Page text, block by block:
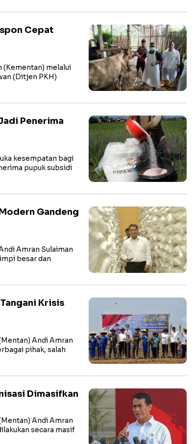
Cepat
(Kementan) melalui
(Ditjen PKH)
Penerima
kesempatan bagi
pupuk subsidi
Gandeng
Amran Sulaiman
besar dan
Krisis
Andi Amran
pihak, salah
Dimasifkan
Andi Amran
secara masif